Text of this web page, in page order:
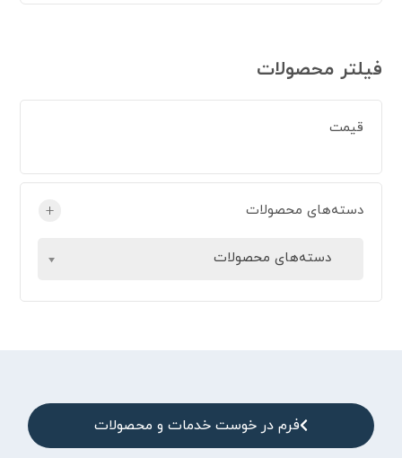
فیلتر محصولات
قیمت
دسته‌های محصولات +
دسته‌های محصولات
فرم در خوست خدمات و محصولات